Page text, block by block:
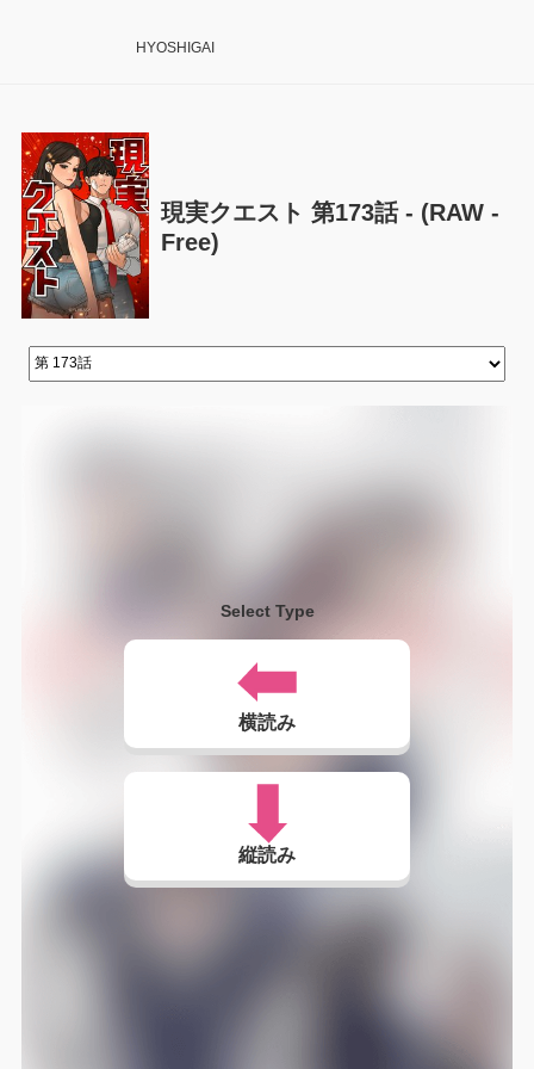
HYOSHIGAI
現実クエスト 第173話 - (RAW -
Free)
Select Type
横読み
縦読み